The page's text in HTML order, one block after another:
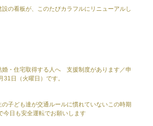
設の看板が、このたびカラフルにリニューアルし
婚・住宅取得する人へ 支援制度があります／申
31日（火曜日）です。
の子ども達が交通ルールに慣れていないこの時期
今日も安全運転でお願いします